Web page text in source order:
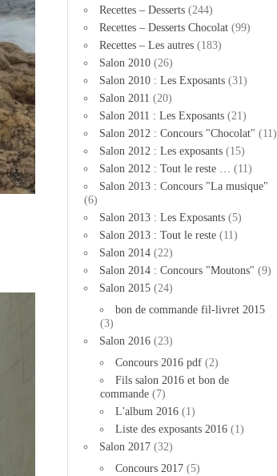
Recettes – Desserts (244)
Recettes – Desserts Chocolat (99)
Recettes – Les autres (183)
Salon 2010 (26)
Salon 2010 : Les Exposants (31)
Salon 2011 (20)
Salon 2011 : Les Exposants (21)
Salon 2012 : Concours "Chocolat" (11)
Salon 2012 : Les exposants (15)
Salon 2012 : Tout le reste …
(11)
Salon 2013 : Concours "La musique"
(6)
Salon 2013 : Les Exposants (5)
Salon 2013 : Tout le reste (11)
Salon 2014 (22)
Salon 2014 : Concours "Moutons" (9)
Salon 2015 (24)
bon de commande fil-livret 2015
(3)
Salon 2016 (23)
Concours 2016 pdf (2)
Fils salon 2016 et bon de
commande (7)
L'album 2016 (1)
Liste des exposants 2016 (1)
Salon 2017 (32)
Concours 2017 (5)